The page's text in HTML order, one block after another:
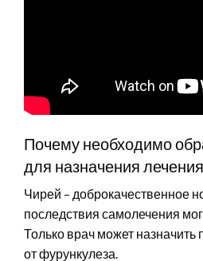
Почему необходимо
для назначения лечения
Чирей – доброкачественное
последствия самолечения
Только врач может назначить
от фурункулеза.